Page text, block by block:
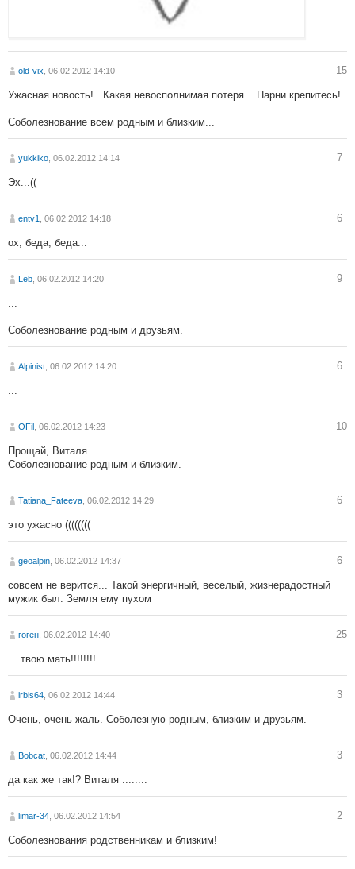
old-vix , 06.02.2012 14:10 15
Ужасная новость!.. Какая невосполнимая потеря... Парни крепитесь!..
Соболезнование всем родным и близким...
yukkiko , 06.02.2012 14:14 7
Эх...((
entv1 , 06.02.2012 14:18 6
ох, беда, беда...
Leb , 06.02.2012 14:20 9
...
Соболезнование родным и друзьям.
Alpinist , 06.02.2012 14:20 6
...
OFil , 06.02.2012 14:23 10
Прощай, Виталя.....
Соболезнование родным и близким.
Tatiana_Fateeva , 06.02.2012 14:29 6
это ужасно ((((((((
geoalpin , 06.02.2012 14:37 6
совсем не верится... Такой энергичный, веселый, жизнерадостный
мужик был. Земля ему пухом
гоген , 06.02.2012 14:40 25
... твою мать!!!!!!!!......
irbis64 , 06.02.2012 14:44 3
Очень, очень жаль. Соболезную родным, близким и друзьям.
Bobcat , 06.02.2012 14:44 3
да как же так!? Виталя ........
limar-34 , 06.02.2012 14:54 2
Соболезнования родственникам и близким!